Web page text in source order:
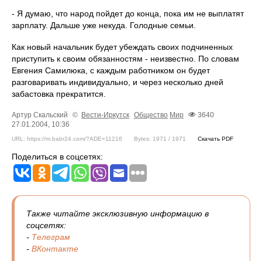
- Я думаю, что народ пойдет до конца, пока им не выплатят
зарплату. Дальше уже некуда. Голодные семьи.
Как новый начальник будет убеждать своих подчиненных
приступить к своим обязанностям - неизвестно. По словам
Евгения Самилюка, с каждым работником он будет
разговаривать индивидуально, и через несколько дней
забастовка прекратится.
Артур Скальский © Вести-Иркутск Общество Мир
3640
27.01.2004, 10:36
URL: https://m.babr24.com/?ADE=11216 Bytes: 1971 / 1971 Скачать PDF
Поделиться в соцсетях:
Также читайте эксклюзивную информацию в
соцсетях:
- Телеграм
- ВКонтакте